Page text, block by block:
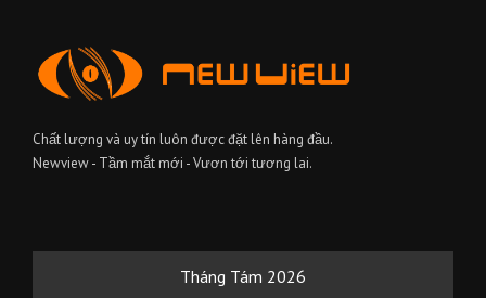
Chất lượng và uy tín luôn được đặt lên hàng đầu.
Newview - Tầm mắt mới - Vươn tới tương lai.
Tháng Tám 2026